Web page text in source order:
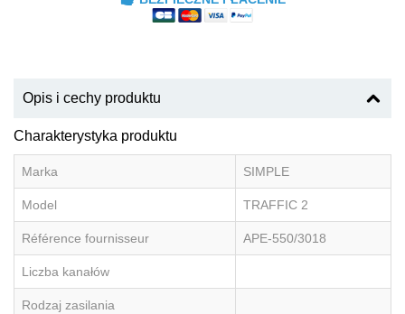
Opis i cechy produktu
Charakterystyka produktu
Marka SIMPLE
Model TRAFFIC 2
Référence fournisseur APE-550/3018
Liczba kanałów
Rodzaj zasilania